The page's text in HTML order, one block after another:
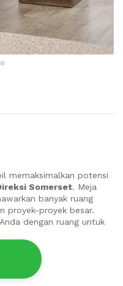
memaksimalkan potensi
Somerset. Meja
banyak ruang
proyek-proyek besar.
dengan ruang untuk